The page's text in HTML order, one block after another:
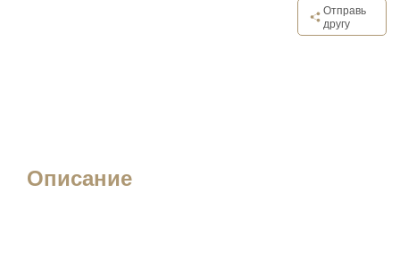
Отправь
другу
Описание